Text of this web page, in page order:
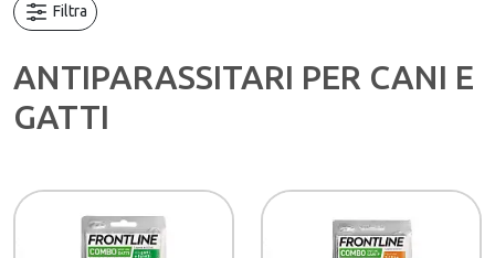
Filtra
ANTIPARASSITARI PER CANI E
GATTI